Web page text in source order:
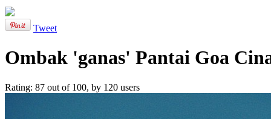
Tweet
Ombak 'ganas' Pantai Goa
Rating: 87 out of 100, by 120 users